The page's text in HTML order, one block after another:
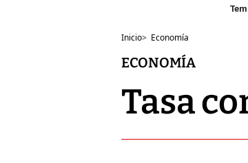
Inicio> Economía
ECONOMÍA
Tasa